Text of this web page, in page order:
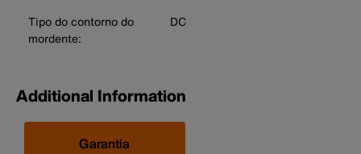
Tipo do contorno do
mordente:
DC
Additional Information
Garantia